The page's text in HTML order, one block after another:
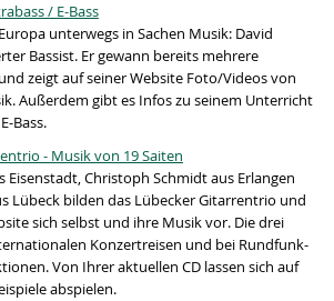
/ E-Bass
unterwegs in Sachen Musik: David
Bassist. Er gewann bereits mehrere
zeigt auf seiner Website Foto/Videos von
Außerdem gibt es Infos zu seinem Unterricht
Bass.
- Musik von 19 Saiten
Eisenstadt, Christoph Schmidt aus Erlangen
Lübeck bilden das Lübecker Gitarrentrio und
sich selbst und ihre Musik vor. Die drei
Konzertreisen und bei Rundfunk-
Von Ihrer aktuellen CD lassen sich auf
abspielen.